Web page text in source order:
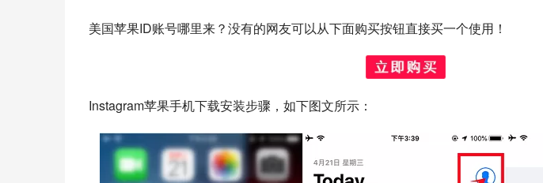
美国苹果ID账号哪里来？没有的网友可以从下面购买按钮直接买一个使用！
Instagram苹果手机下载安装步骤，如下图文所示：